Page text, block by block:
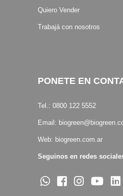
Quiero Vender
Trabajá con nosotros
PONETE EN
Tel.: 0800 122 5552
Email:
Web: biogreen.com.ar
Seguinos en redes